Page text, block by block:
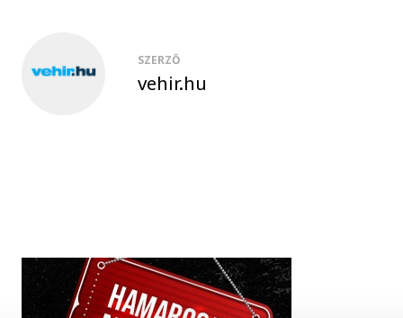
SZERZŐ
vehir.hu